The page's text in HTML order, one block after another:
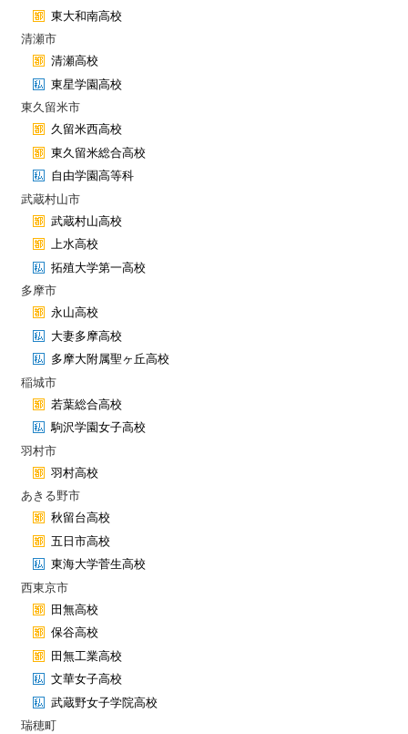
東大和南高校
清瀬市
清瀬高校
東星学園高校
東久留米市
久留米西高校
東久留米総合高校
自由学園高等科
武蔵村山市
武蔵村山高校
上水高校
拓殖大学第一高校
多摩市
永山高校
大妻多摩高校
多摩大附属聖ヶ丘高校
稲城市
若葉総合高校
駒沢学園女子高校
羽村市
羽村高校
あきる野市
秋留台高校
五日市高校
東海大学菅生高校
西東京市
田無高校
保谷高校
田無工業高校
文華女子高校
武蔵野女子学院高校
瑞穂町